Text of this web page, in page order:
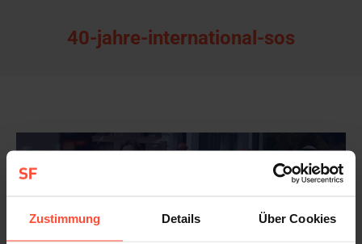
Zustimmung Details Über Cookies
40-jahre-international-sos